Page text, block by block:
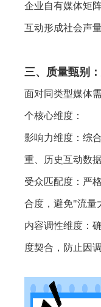
企业自有媒体矩
互动形成社会声量
三、质量甄别
面对同类型媒体
个核心维度：
影响力维度：综
重、历史互动数
受众匹配度：严
合度，避免"流量
内容调性维度：
度契合，防止因